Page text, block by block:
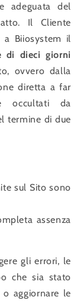
adeguata del
Il Cliente
Biiosystem il
di dieci giorni
ovvero dalla
diretta a far
occultati da
termine di due
sul Sito sono
assenza
gli errori, le
che sia stato
aggiornare le